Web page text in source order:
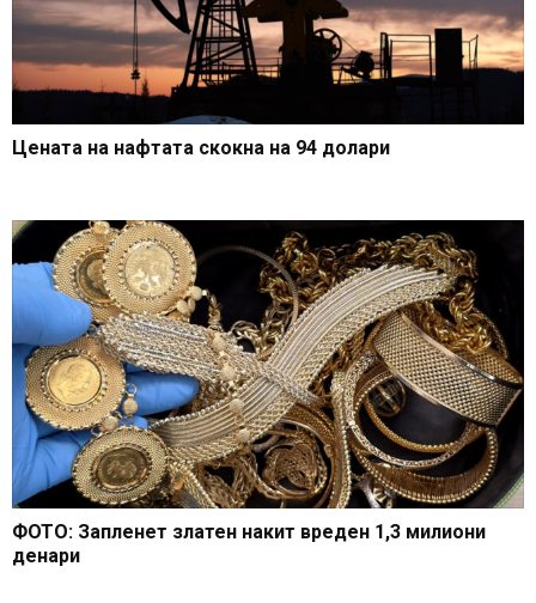
Цената на нафтата скокна на 94 долари
ФОТО: Запленет златен накит вреден 1,3 милиони
денари